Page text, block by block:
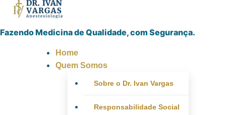
Fazendo Medicina de Qualidade, com Segurança.
Home
Quem Somos
Sobre o Dr. Ivan Vargas
Responsabilidade Social